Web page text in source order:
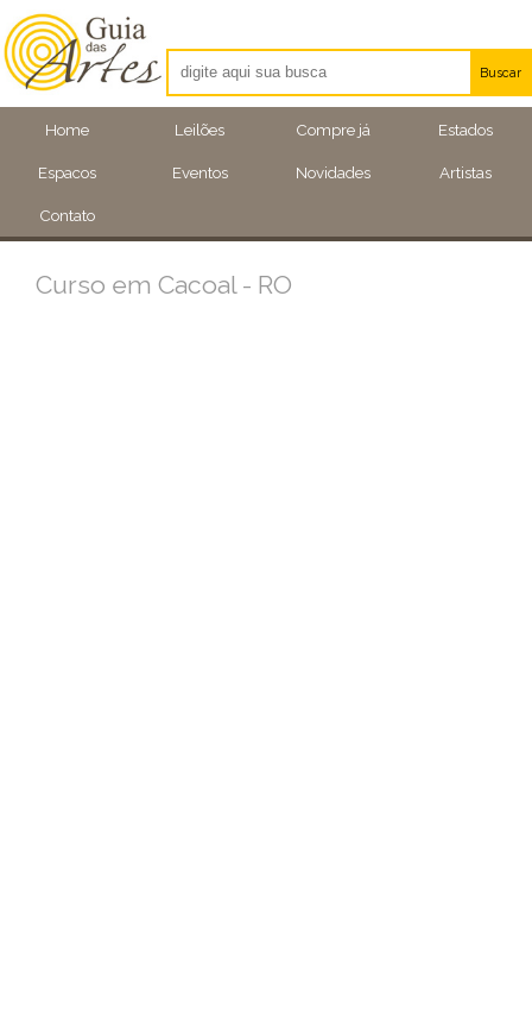
Home Leilões Compre já Estados
Espacos Eventos Novidades Artistas
Contato
Buscar
Artistas
Eventos
Curso em Cacoal - RO